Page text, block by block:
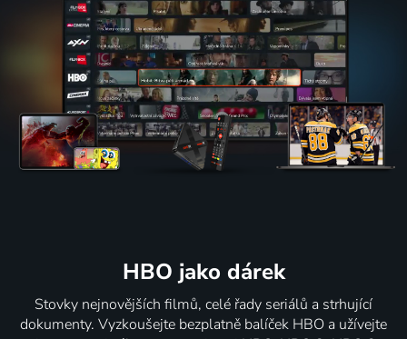
HBO jako dárek
Stovky nejnovějších filmů, celé řady seriálů a strhující
dokumenty. Vyzkoušejte bezplatně balíček HBO a užívejte